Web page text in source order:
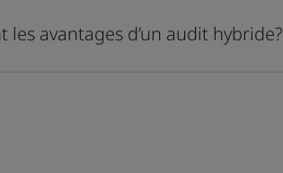
les avantages d’un audit hybride?